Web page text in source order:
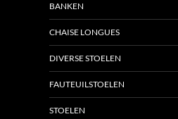
BANKEN
CHAISE LONGUES
DIVERSE STOELEN
FAUTEUILSTOELEN
STOELEN